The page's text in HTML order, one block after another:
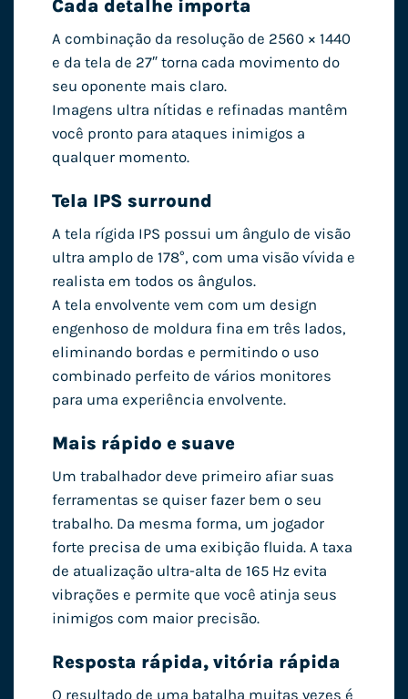
Cada detalhe importa
A combinação da resolução de 2560 × 1440
e da tela de 27″ torna cada movimento do
seu oponente mais claro.
Imagens ultra nítidas e refinadas mantêm
você pronto para ataques inimigos a
qualquer momento.
Tela IPS surround
A tela rígida IPS possui um ângulo de visão
ultra amplo de 178°, com uma visão vívida e
realista em todos os ângulos.
A tela envolvente vem com um design
engenhoso de moldura fina em três lados,
eliminando bordas e permitindo o uso
combinado perfeito de vários monitores
para uma experiência envolvente.
Mais rápido e suave
Um trabalhador deve primeiro afiar suas
ferramentas se quiser fazer bem o seu
trabalho. Da mesma forma, um jogador
forte precisa de uma exibição fluida. A taxa
de atualização ultra-alta de 165 Hz evita
vibrações e permite que você atinja seus
inimigos com maior precisão.
Resposta rápida, vitória rápida
O resultado de uma batalha muitas vezes é